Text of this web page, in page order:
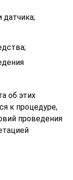
об этих
к процедуре,
проведения